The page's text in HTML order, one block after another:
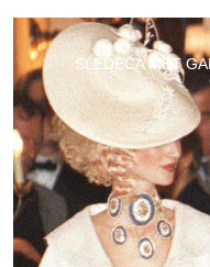
SLEDEĆA MET